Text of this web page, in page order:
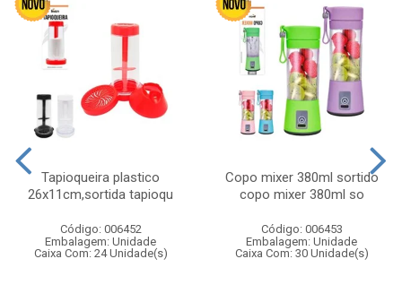
Tapioqueira plastico
26x11cm,sortida tapioqu
Código: 006452
Embalagem: Unidade
Caixa Com: 24 Unidade(s)
Copo mixer 380ml sortido
copo mixer 380ml so
Código: 006453
Embalagem: Unidade
Caixa Com: 30 Unidade(s)